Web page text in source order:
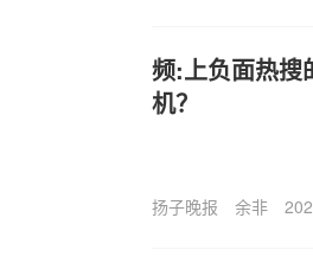
频:上负面热搜
机？
扬子晚报 余非